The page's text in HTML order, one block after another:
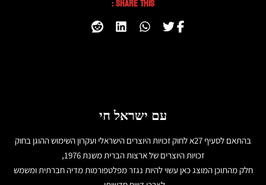
עם ישראל חי
בהתאם לסעיף 27א לחוק זכויות היוצרים הישראלי ועקרון השימוש ההוגן בחוק
זכויות היוצרים של ארצות הברית משנת 1976,
חלק מהתוכן המוצג כאן עשוי להיות נגזר מפלטפורמות מדיה חברתית ומשמש